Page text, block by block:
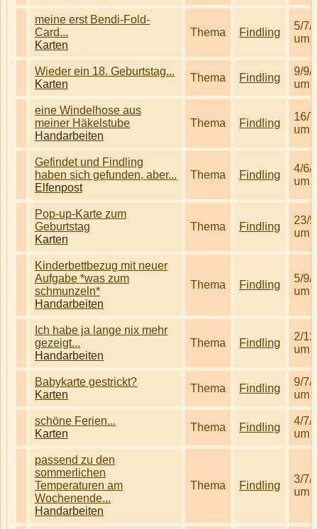
meine erst Bendi-Fold-
Card...
Karten
Thema Findling
5/7/
um
Wieder ein 18. Geburtstag...
Karten
Thema Findling
9/9/
um
eine Windelhose aus
meiner Häkelstube
Handarbeiten
Thema Findling
16/
um
Gefindet und Findling
haben sich gefunden, aber...
Elfenpost
Thema Findling
4/6/
um
Pop-up-Karte zum
Geburtstag
Karten
Thema Findling
23/
um
Kinderbettbezug mit neuer
Aufgabe *was zum
schmunzeln*
Handarbeiten
Thema Findling
5/9/
um
Ich habe ja lange nix mehr
gezeigt...
Handarbeiten
Thema Findling
2/
um
Babykarte gestrickt?
Karten
Thema Findling
9/7/
um
schöne Ferien...
Karten
Thema Findling
4/7/
um
passend zu den
sommerlichen
Temperaturen am
Wochenende...
Handarbeiten
Thema Findling
3/7/
um